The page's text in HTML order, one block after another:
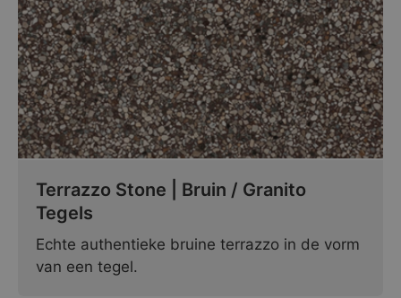
Terrazzo Stone | Bruin / Granito
Tegels
Echte authentieke bruine terrazzo in de vorm
van een tegel.